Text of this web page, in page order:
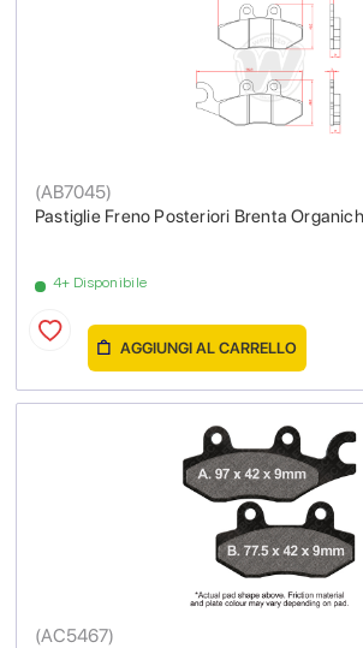
Pastiglie Freno Posteriori Brenta
(AB7045)
4+ Disponibile
AGGIUNGI AL CARRELLO
(AC5467)